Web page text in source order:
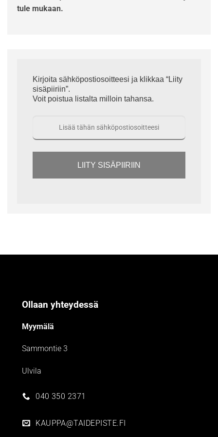
tule mukaan.
Kirjoita sähköpostiosoitteesi ja klikkaa “Liity
sisäpiiriin”.
Voit poistua listalta milloin tahansa.
LIITY SISÄPIIRIIN
Ollaan yhteydessä
Myymälä
Sammontie 3
Ulvila
040 350 2371
KAUPPA@TAIDEPISTE.FI